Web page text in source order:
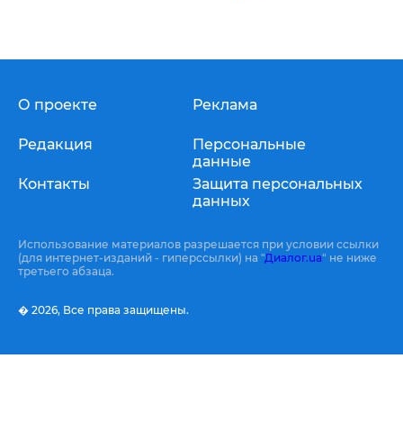
О проекте
Редакция
Контакты
Реклама
Персональные
данные
Защита персональных
данных
Использование материалов разрешается при условии ссылки
(для интернет-изданий - гиперссылки) на "Диалог.ua" не ниже
третьего абзаца.
� 2026, Все права защищены.